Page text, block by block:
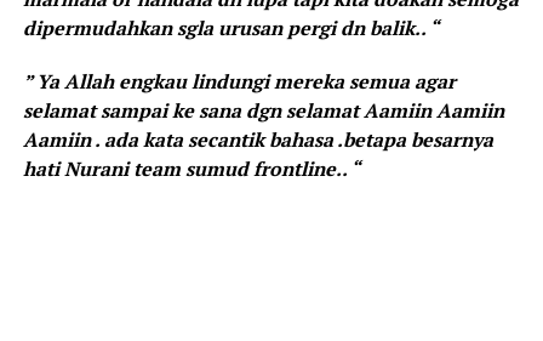
dipermudahkan sgla urusan pergi dn balik.. “
” Ya Allah engkau lindungi mereka semua agar
selamat sampai ke sana dgn selamat Aamiin Aamiin
Aamiin . ada kata secantik bahasa .betapa besarnya
hati Nurani team sumud frontline.. “